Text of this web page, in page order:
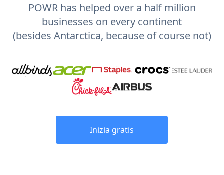
POWR has helped over a half million
businesses on every continent
(besides Antarctica, because of course not)
Inizia gratis